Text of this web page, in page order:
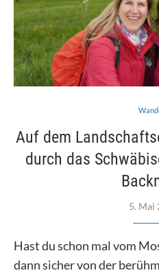
Auf dem
durch das
5. Mai
Hast du schon mal vom
dann sicher von der